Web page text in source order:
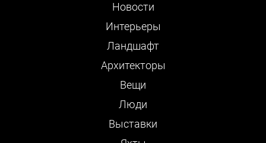
Новости
Интерьеры
Ландшафт
Архитекторы
Вещи
Люди
Выставки